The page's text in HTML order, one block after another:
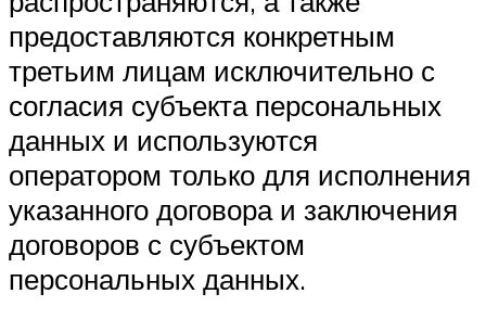
предоставляются конкретным
третьим лицам исключительно с
согласия субъекта персональных
данных и используются
оператором только для исполнения
указанного договора и заключения
договоров с субъектом
персональных данных.